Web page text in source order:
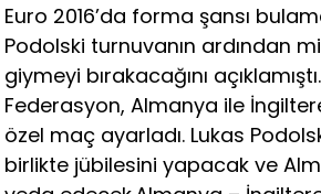
Euro 2016’da forma şansı
Podolski turnuvanın ardından
giymeyi bırakacağını
Federasyon, Almanya ile
özel maç ayarladı. Lukas
birlikte jübilesini yapacak ve